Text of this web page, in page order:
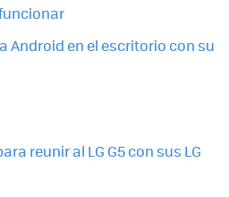
Android en el escritorio con su
reunir al LG G5 con sus LG